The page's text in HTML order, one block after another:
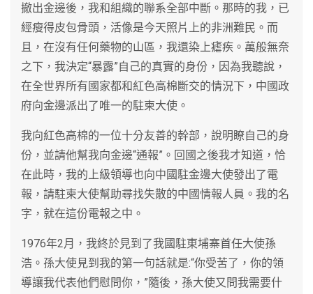
撤出金邊後，我和組織的聯系全部中斷。那時的我，已
經瘦得皮包骨頭，活像是今天照片上的非洲難民。而
且，在沒有任何藥物的山區，我還染上瘧疾。萬般無奈
之下，我決定“暴露”自己的真實的身份，因為我聽說，
在全世界所有國家都和紅色高棉斷交的情況下，中國政
府向金邊派出了唯一的駐柬大使。
我向紅色高棉的一位十分友善的幹部，說明瞭自己的身
份，並請他幫我向金邊“通報”。回國之後我才知道，恰
在此時，我的上級領導也向中國駐金邊大使發出了電
報，請駐柬大使幫助尋找失散的中國情報人員。我的名
字，就在這份電報之中。
1976年2月，我終於見到了我國駐東埔寨首任大使孫
浩。孫大使見到我的第一句話就是:“你受苦了，你的領
導讓我代表他們慰問你，”隨後，孫大使又問我需要什